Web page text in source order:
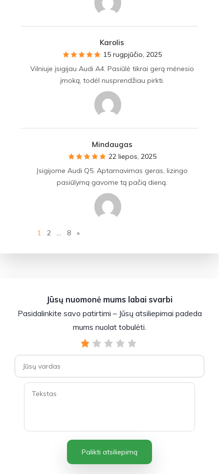
Karolis
15 rugpjūčio, 2025
Vilniuje įsigijau Audi A4. Pasiūlė tikrai gerą mėnesio
įmoką, todėl nusprendžiau pirkti.
Mindaugas
22 liepos, 2025
Įsigijome Audi Q5. Aptarnavimas geras, lizingo
pasiūlymą gavome tą pačią dieną.
1 2 … 8 »
Jūsų nuomonė mums labai svarbi
Pasidalinkite savo patirtimi – Jūsų atsiliepimai padeda
mums nuolat tobulėti.
Palikti atsiliepimą